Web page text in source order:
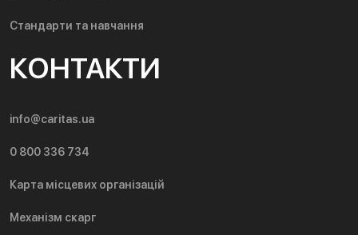
Стандарти та навчання
КОНТАКТИ
info@caritas.ua
0 800 336 734
Карта місцевих організацій
Механізм скарг